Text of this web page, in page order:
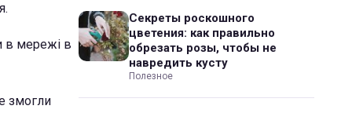
в мережі в
змогли
Секреты роскошного
цветения: как правильно
обрезать розы, чтобы не
навредить кусту
Полезное